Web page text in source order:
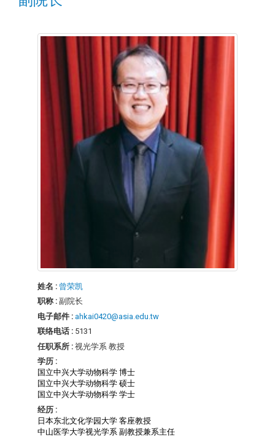
姓名 : 曾荣凯
职称 : 副院长
电子邮件 : ahkai0420@asia.edu.tw
联络电话 : 5131
任职系所 : 视光学系 教授
学历 :
国立中兴大学动物科学 博士
国立中兴大学动物科学 硕士
国立中兴大学动物科学 学士
经历 :
日本东北文化学园大学 客座教授
中山医学大学视光学系 副教授兼系主任